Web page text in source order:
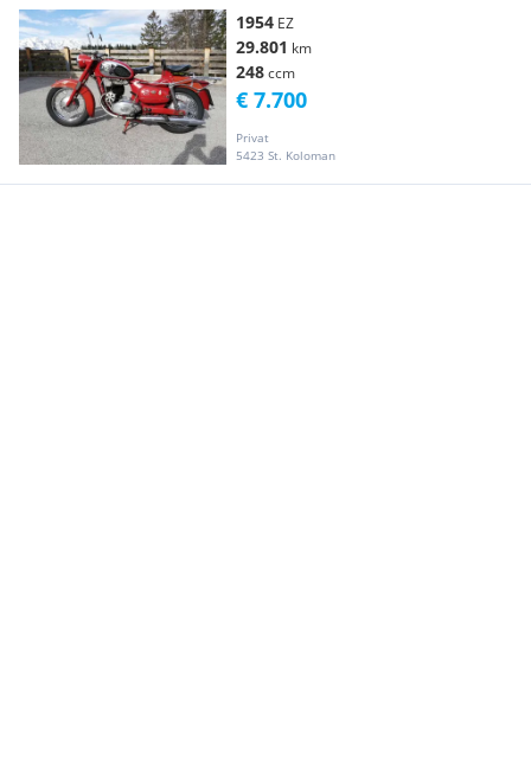
1954 EZ
29.801 km
248ccm
Privat
5423 St. Koloman
€ 7.700